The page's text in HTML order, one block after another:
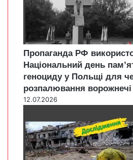
Пропаганда РФ
Національний день
геноциду у Польщі для
розпалювання ворожнечі
12.07.2026